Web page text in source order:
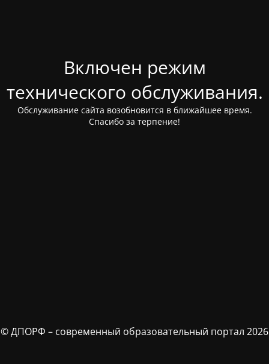
Включен режим
технического обслуживания.
Обслуживание сайта возобновится в ближайшее время.
Спасибо за терпение!
© ДПОРФ – современный образовательный портал 2026